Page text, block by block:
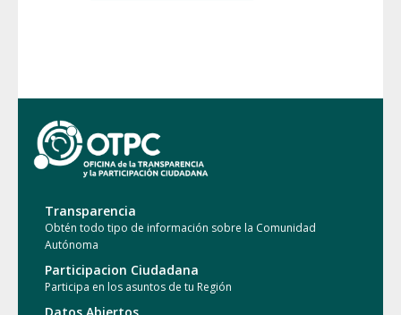
Transparencia
Obtén todo tipo de información sobre la Comunidad
Autónoma
Participacion Ciudadana
Participa en los asuntos de tu Región
Datos Abiertos